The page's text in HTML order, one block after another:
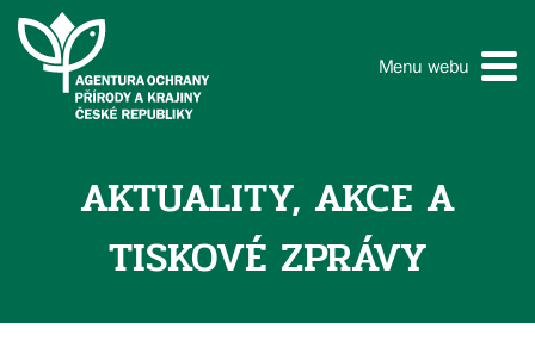
Menu webu
AKTUALITY, AKCE A
TISKOVÉ ZPRÁVY